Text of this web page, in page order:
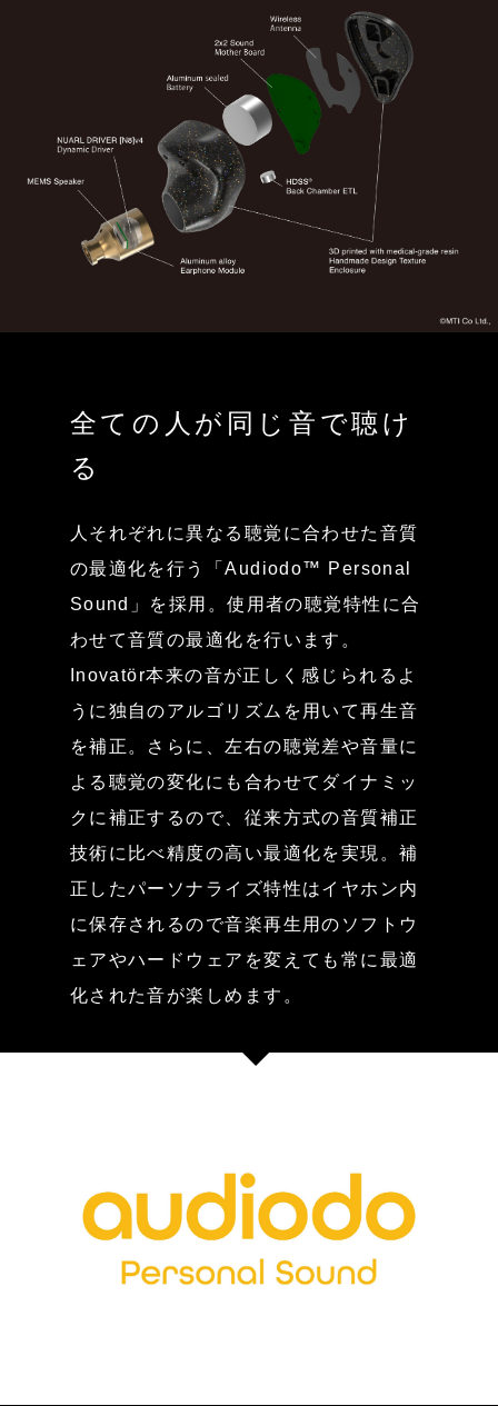
全ての人が同じ音で聴け
る
人それぞれに異なる聴覚に合わせた音質
の最適化を行う「Audiodo™ Personal
Sound」を採用。使用者の聴覚特性に合
わせて音質の最適化を行います。
Inovatör本来の音が正しく感じられるよ
うに独自のアルゴリズムを用いて再生音
を補正。さらに、左右の聴覚差や音量に
よる聴覚の変化にも合わせてダイナミッ
クに補正するので、従来方式の音質補正
技術に比べ精度の高い最適化を実現。補
正したパーソナライズ特性はイヤホン内
に保存されるので音楽再生用のソフトウ
ェアやハードウェアを変えても常に最適
化された音が楽しめます。